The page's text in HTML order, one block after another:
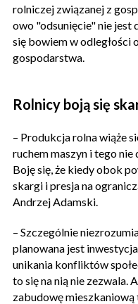
rolniczej związanej z
owo "odsunięcie" nie jest
się bowiem w odległości
gospodarstwa.
Rolnicy boją się
– Produkcja rolna wiąże
ruchem maszyn i tego
Boję się, że kiedy obok
skargi i presja na
Andrzej Adamski.
– Szczególnie
planowana jest
unikania konfliktów
to się na nią nie zezwala.
zabudowę